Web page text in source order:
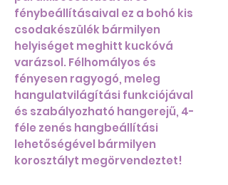
fénybeállításaival ez a bohó kis
csodakészülék bármilyen
helyiséget meghitt kuckóvá
varázsol. Félhomályos és
fényesen ragyogó, meleg
hangulatvilágítási funkciójával
és szabályozható hangerejű, 4-
féle zenés hangbeállítási
lehetőségével bármilyen
korosztályt megörvendeztet!